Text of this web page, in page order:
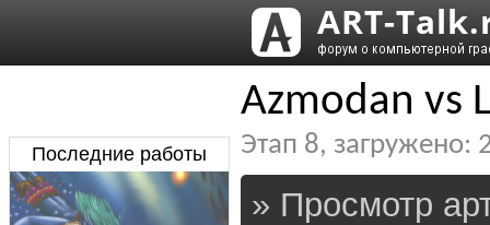
Azmodan vs
Этап 8, загружено:
» Просмотр
Последние работы